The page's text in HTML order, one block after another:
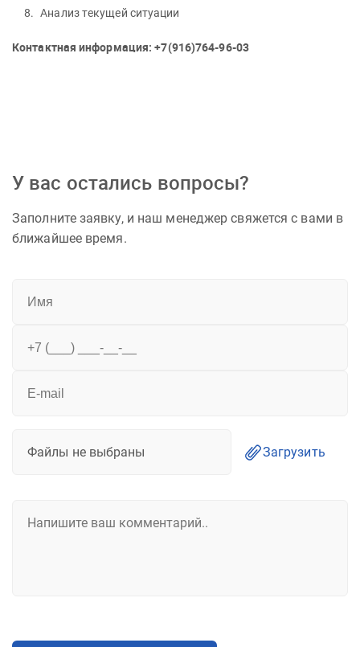
Анализ текущей ситуации
Контактная информация: +7(916)764-96-03
У вас остались вопросы?
Заполните заявку, и наш менеджер свяжется с вами в
ближайшее время.
Файлы не выбраны Загрузить